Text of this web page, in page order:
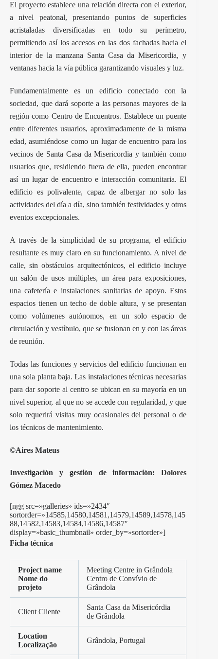
El proyecto establece una relación directa con el exterior,
a nivel peatonal, presentando puntos de superficies
acristaladas diversificadas en todo su perímetro,
permitiendo así los accesos en las dos fachadas hacia el
interior de la manzana Santa Casa da Misericordia, y
ventanas hacia la vía pública garantizando visuales y luz.
Fundamentalmente es un edificio conectado con la
sociedad, que dará soporte a las personas mayores de la
región como Centro de Encuentros. Establece un puente
entre diferentes usuarios, aproximadamente de la misma
edad, asumiéndose como un lugar de encuentro para los
vecinos de Santa Casa da Misericordia y también como
usuarios que, residiendo fuera de ella, pueden encontrar
así un lugar de encuentro e interacción comunitaria. El
edificio es polivalente, capaz de albergar no solo las
actividades del día a día, sino también festividades y otros
eventos excepcionales.
A través de la simplicidad de su programa, el edificio
resultante es muy claro en su funcionamiento. A nivel de
calle, sin obstáculos arquitectónicos, el edificio incluye
un salón de usos múltiples, un área para exposiciones,
una cafetería e instalaciones sanitarias de apoyo. Estos
espacios tienen un techo de doble altura, y se presentan
como volúmenes autónomos, en un solo espacio de
circulación y vestíbulo, que se fusionan en y con las áreas
de reunión.
Todas las funciones y servicios del edificio funcionan en
una sola planta baja. Las instalaciones técnicas necesarias
para dar soporte al centro se ubican en su mayoría en un
nivel superior, al que no se accede con regularidad, y que
solo requerirá visitas muy ocasionales del personal o de
los técnicos de mantenimiento.
©Aires Mateus
Investigación y gestión de información:Dolores
Gómez Macedo
[ngg src=»galleries» ids=»2434″
sortorder=»14585,14580,14581,14579,14589,14578,145
88,14582,14583,14584,14586,14587″
display=»basic_thumbnail» order_by=»sortorder»]
Ficha técnica
Project name
Nome do
projeto
Meeting Centre in Grândola
Centro de Convívio de
Grândola
Client Cliente
Santa Casa da Misericórdia
de Grândola
Location
Localização
Grândola, Portugal